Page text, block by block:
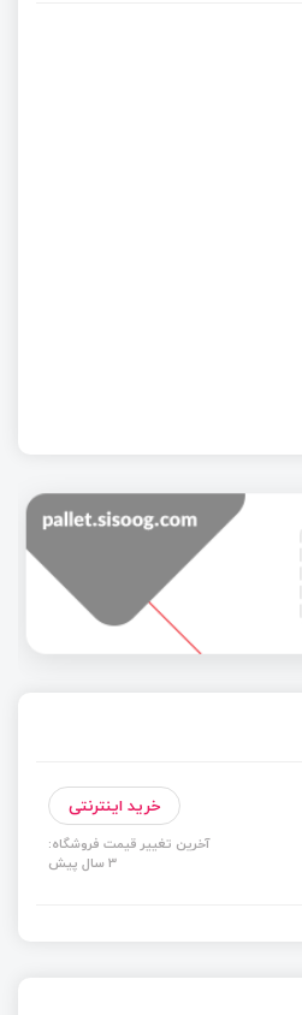
خرید اینترنتی
آخرین تغییر قیمت فروشگاه:
3 سال پیش